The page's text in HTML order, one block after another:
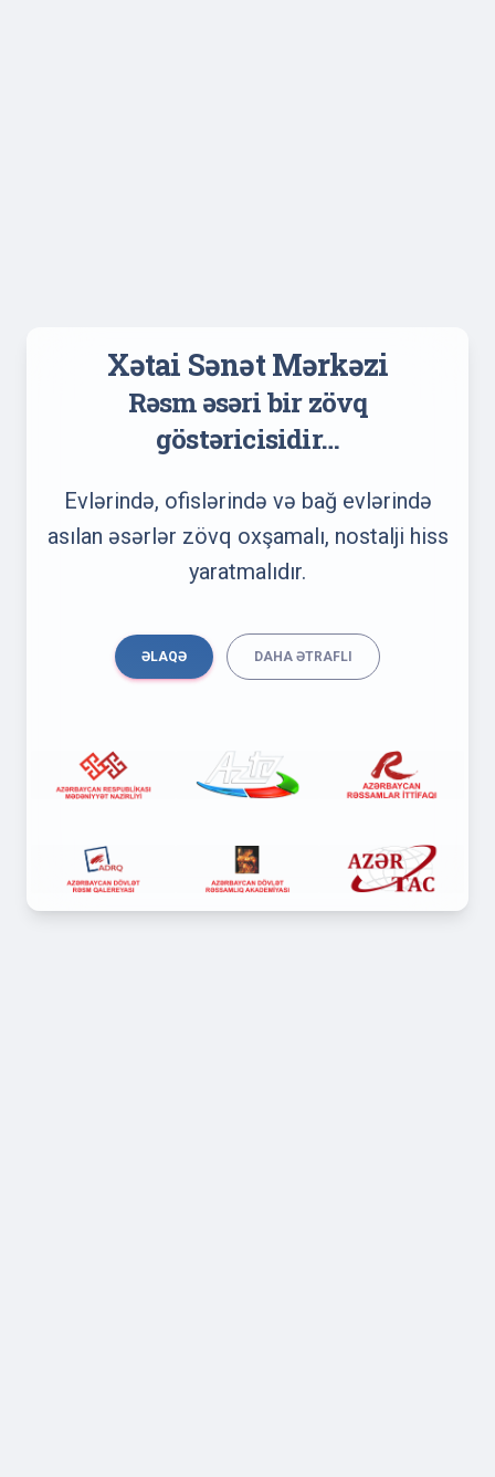
Xətai Sənət Mərkəzi
Rəsm əsəri bir zövq
göstəricisidir…
Evlərində, ofislərində və bağ evlərində
asılan əsərlər zövq oxşamalı, nostalji hiss
yaratmalıdır.
ƏLAQƏ DAHA ƏTRAFLI